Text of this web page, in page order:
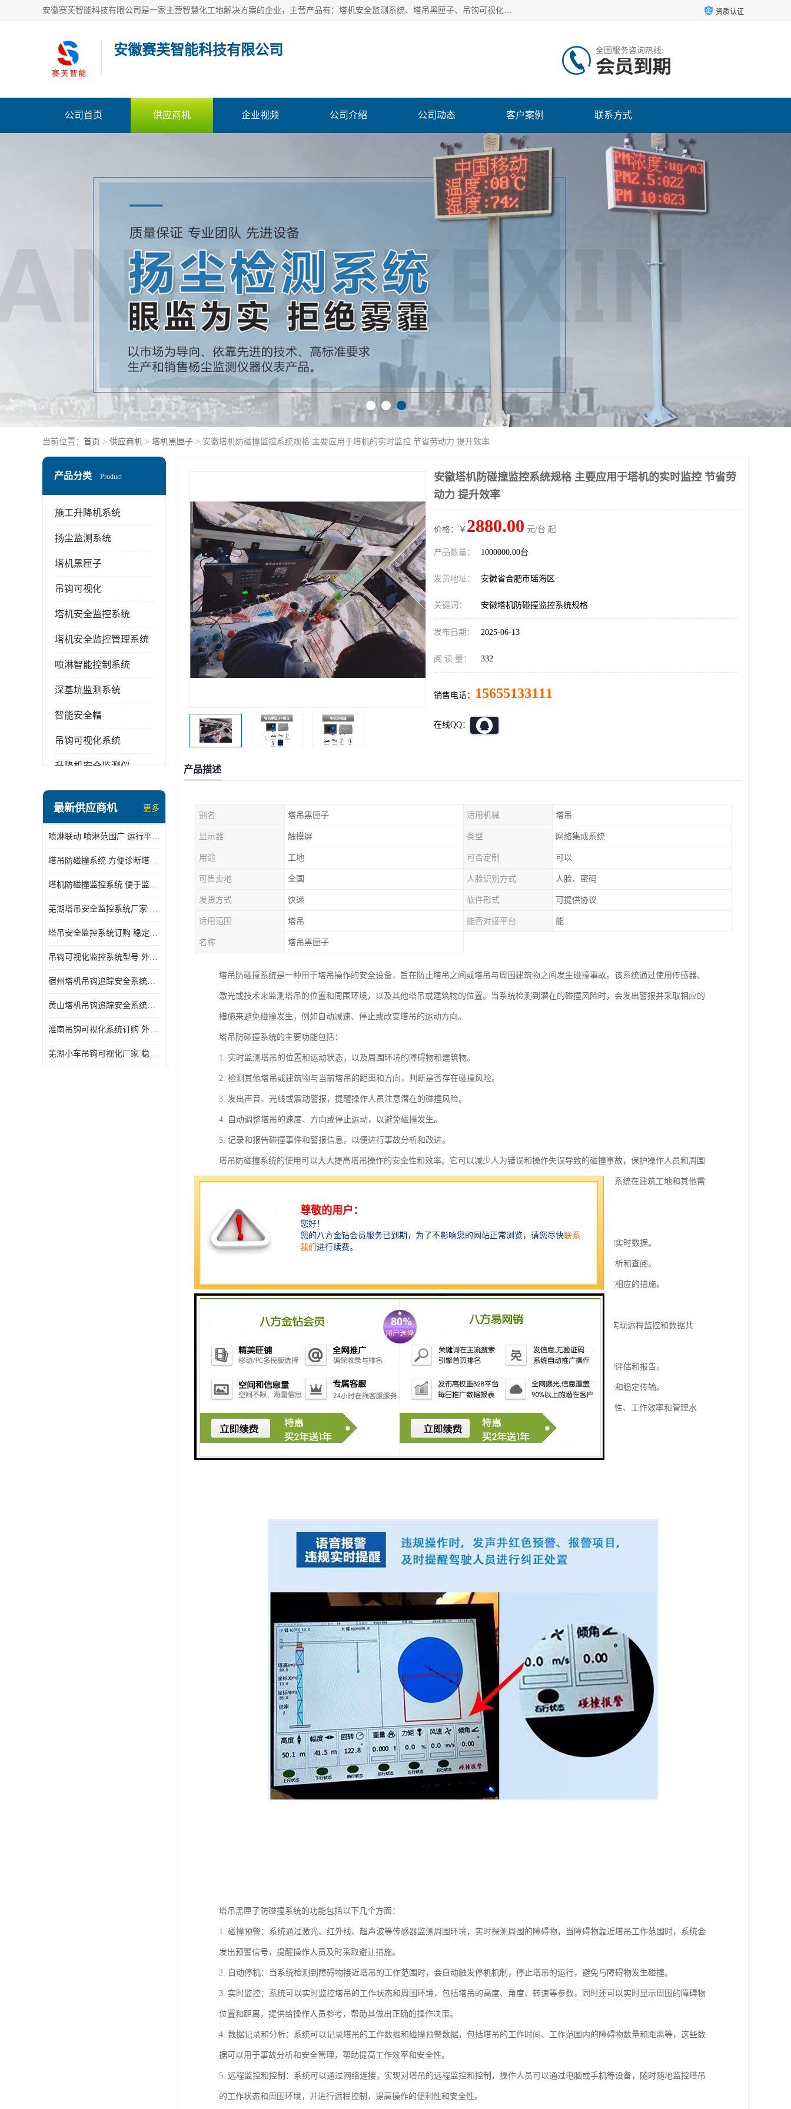
安徽赛芙智能科技有限公司是一家主营智慧化工地解决方案的企业，主营产品有：塔机安全监测系统、塔吊黑匣子、吊钩可视化、吊钩可视化系统、塔机安全监控系统、塔机黑匣子等。创建至今始终关注用户需求，为用户提供有的产品和服务。 资质认证
安徽赛芙智能科技有限公司 全国服务咨询热线:
会员到期
公司首页 供应商机 企业视频 公司介绍 公司动态 客户案例 联系方式
当前位置： 首页 > 供应商机 > 塔机黑匣子 > 安徽塔机防碰撞监控系统规格 主要应用于塔机的实时监控 节省劳动力 提升效率
产品分类 Product
施工升降机系统
扬尘监测系统
塔机黑匣子
吊钩可视化
塔机安全监控系统
塔机安全监控管理系统
喷淋智能控制系统
深基坑监测系统
智能安全帽
吊钩可视化系统
升降机安全监测仪
最新供应商机 更多
喷淋联动 喷淋范围广 运行平稳 噪音小
塔吊防碰撞系统 方便诊断塔机状态 自动变焦智能化跟踪
塔机防碰撞监控系统 便于监督和管理 主要应用于塔机的实时监控
芜湖塔吊安全监控系统厂家 外观简洁大方 减少盲吊引发的事故
塔吊安全监控系统订购 稳定性高 结构清晰稳定
吊钩可视化监控系统型号 外观简洁大方 信号稳定 抗干扰性强
宿州塔机吊钩追踪安全系统厂家 提高工作效率 结构清晰稳定
黄山塔机吊钩追踪安全系统价格 可远程查看 减少盲吊引发的事故
淮南吊钩可视化系统订购 外观简洁大方 体积小 占用空间小
芜湖小车吊钩可视化厂家 稳定性高 可视吊装 降低盲吊风险
安徽塔机防碰撞监控系统规格 主要应用于塔机的实时监控 节省劳
动力 提升效率
价格：￥ 2880.00 元/台 起
产品数量： 1000000.00台
发货地址： 安徽省合肥市瑶海区
关键词： 安徽塔机防碰撞监控系统规格
发布日期： 2025-06-13
阅 读 量： 332
销售电话： 15655133111
在线QQ：
产品描述
别名 塔吊黑匣子 适用机械 塔吊
显示器 触摸屏 类型 网络集成系统
用途 工地 可否定制 可以
可售卖地 全国 人脸识别方式 人脸、密码
发货方式 快递 软件形式 可提供协议
适用范围 塔吊 能否对接平台 能
名称 塔吊黑匣子
塔吊防碰撞系统是一种用于塔吊操作的安全设备，旨在防止塔吊之间或塔吊与周围建筑物之间发生碰撞事故。该系统通过使用传感器、
激光或技术来监测塔吊的位置和周围环境，以及其他塔吊或建筑物的位置。当系统检测到潜在的碰撞风险时，会发出警报并采取相应的
措施来避免碰撞发生，例如自动减速、停止或改变塔吊的运动方向。
塔吊防碰撞系统的主要功能包括：
1. 实时监测塔吊的位置和运动状态，以及周围环境的障碍物和建筑物。
2. 检测其他塔吊或建筑物与当前塔吊的距离和方向，判断是否存在碰撞风险。
3. 发出声音、光线或震动警报，提醒操作人员注意潜在的碰撞风险。
4. 自动调整塔吊的速度、方向或停止运动，以避免碰撞发生。
5. 记录和报告碰撞事件和警报信息，以便进行事故分析和改进。
塔吊防碰撞系统的使用可以大大提高塔吊操作的安全性和效率。它可以减少人为错误和操作失误导致的碰撞事故，保护操作人员和周围
人员的生命和财产安全。此外，它还可以提高塔吊的作业效率，减少停工时间和维修成本。因此，塔吊防碰撞系统在建筑工地和其他需
要使用塔吊的场所中得到广泛应用。
远程监控塔机黑匣子的特点是：
1. 实时监控：远程监控塔机黑匣子能够实时监控塔机的运行状态和工作情况，包括高度、角度、速度等参数的实时数据。
2. 数据记录：远程监控塔机黑匣子能够记录塔机的运行数据，并保存在设备内部或云端服务器中，以备后续分析和查阅。
3. 报警功能：远程监控塔机黑匣子能够通过传感器检测塔机的异常情况，并及时发出警报，以便操作人员采取相应的措施。
5. 数据传输：远程监控塔机黑匣子能够通过无线网络或有线连接将塔机的数据传输到监控中心或其他*设备，实现远程监控和数据共
享。
6. 数据分析：远程监控塔机黑匣子能够对记录的数据进行分析和统计，提供塔机的工作效率、安全性等方面的评估和报告。
7. 防护功能：远程监控塔机黑匣子通常具有防护外壳，能够抵抗恶劣的工作环境和外界干扰，确保数据的安全和稳定传输。
总的来说，远程监控塔机黑匣子通过实时监控、数据记录、报警功能和远程控制等特点，能够提高塔机的安全性、工作效率和管理水
平，为塔机操作和管理提供有力的支持。
塔吊黑匣子防碰撞系统的功能包括以下几个方面：
1. 碰撞预警：系统通过激光、红外线、超声波等传感器监测周围环境，实时探测周围的障碍物，当障碍物靠近塔吊工作范围时，系统会
发出预警信号，提醒操作人员及时采取避让措施。
2. 自动停机：当系统检测到障碍物接近塔吊的工作范围时，会自动触发停机机制，停止塔吊的运行，避免与障碍物发生碰撞。
3. 实时监控：系统可以实时监控塔吊的工作状态和周围环境，包括塔吊的高度、角度、转速等参数，同时还可以实时显示周围的障碍物
位置和距离，提供给操作人员参考，帮助其做出正确的操作决策。
4. 数据记录和分析：系统可以记录塔吊的工作数据和碰撞预警数据，包括塔吊的工作时间、工作范围内的障碍物数量和距离等，这些数
据可以用于事故分析和安全管理，帮助提高工作效率和安全性。
5. 远程监控和控制：系统可以通过网络连接，实现对塔吊的远程监控和控制，操作人员可以通过电脑或手机等设备，随时随地监控塔吊
的工作状态和周围环境，并进行远程控制，提高操作的便利性和安全性。